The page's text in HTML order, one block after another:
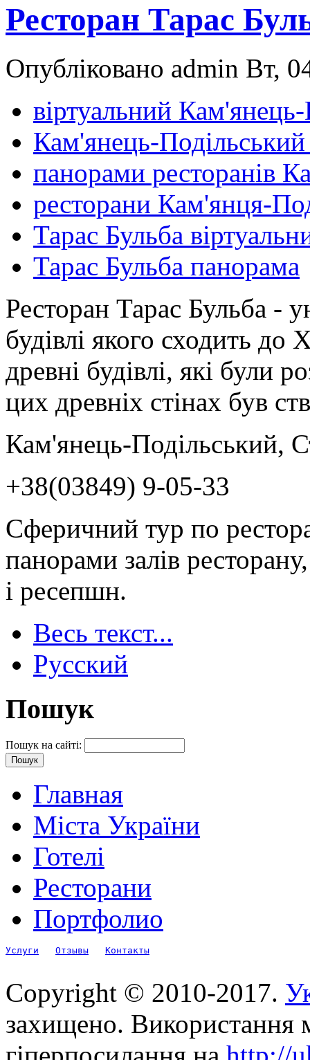
Ресторан Тарас
Опубліковано admin Вт,
віртуальний
Кам'янець-
панорами ресторанів
ресторани Кам'янця-
Тарас Бульба
Тарас Бульба панорама
Ресторан Тарас Бульба -
будівлі якого сходить до
древні будівлі, які були
цих древніх стінах був
Кам'янець-Подільський,
+38(03849) 9-05-33
Сферичний тур по
панорами залів
і ресепшн.
Весь текст...
Русский
Пошук
Пошук на сайті:
Главная
Міста України
Готелі
Ресторани
Портфолио
Услуги Отзывы Контакты
Copyright © 2010-2017.
захищено. Використання